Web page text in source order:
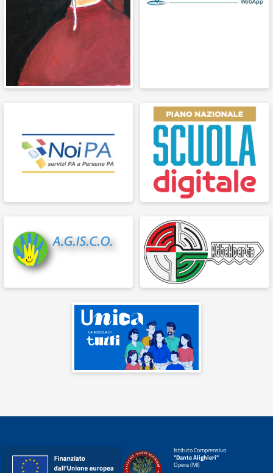
Istituto Comprensivo
"Dante Alighieri"
Opera (MI)